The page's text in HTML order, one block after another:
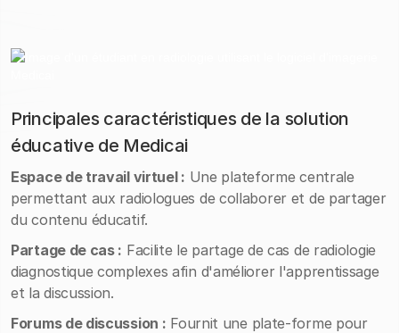
Principales caractéristiques de la solution
éducative de Medicai
Espace de travail virtuel : Une plateforme centrale
permettant aux radiologues de collaborer et de partager
du contenu éducatif.
Partage de cas : Facilite le partage de cas de radiologie
diagnostique complexes afin d'améliorer l'apprentissage
et la discussion.
Forums de discussion : Fournit une plate-forme pour